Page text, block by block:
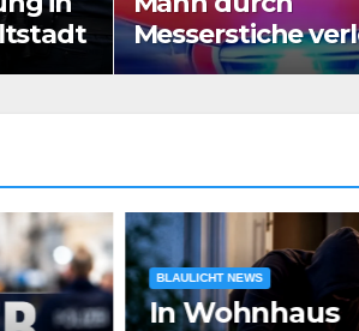
Messerstiche
BLAULICHT NEWS
In Wohnhaus